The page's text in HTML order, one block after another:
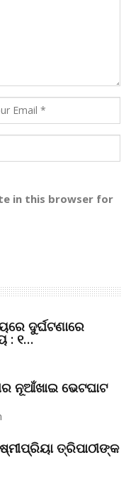
in this browser for
ଦୁର୍ଘଟଣାରେ
: ୧…
ନୂଆଁଖାଇ ଭେଟଘାଟ
ତ୍ରିପାଠୀଙ୍କ